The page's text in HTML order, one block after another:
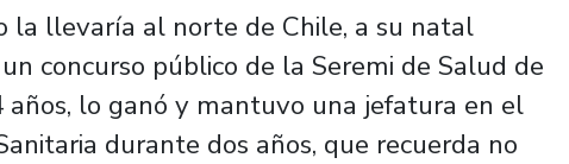
la llevaría al norte de Chile, a su natal
concurso público de la Seremi de Salud de
años, lo ganó y mantuvo una jefatura en el
durante dos años, que recuerda no